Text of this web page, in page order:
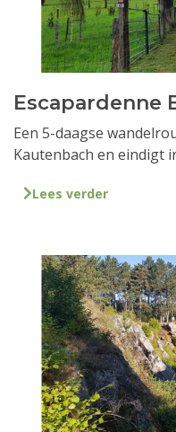
Escapardenne
Een 5-daagse
Kautenbach en eindigt
Lees verder